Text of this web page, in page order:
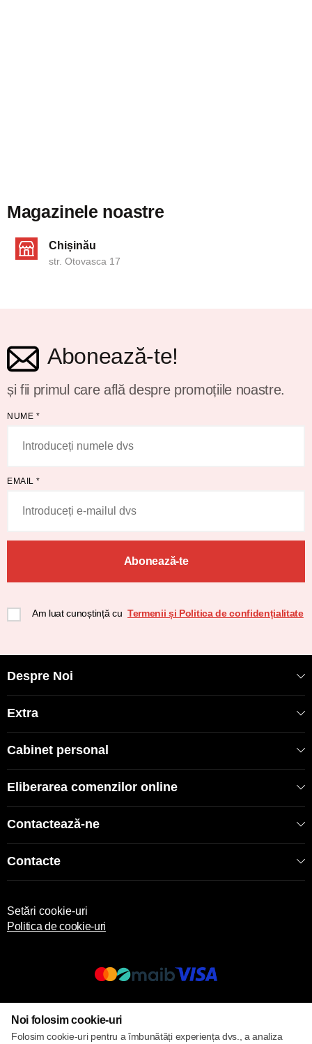
Magazinele noastre
Chișinău
str. Otovasca 17
Abonează-te!
și fii primul care află despre promoțiile noastre.
NUME *
EMAIL *
Abonează-te
Am luat cunoștință cu Termenii și Politica de confidențialitate
Despre Noi
Extra
Cabinet personal
Eliberarea comenzilor online
Contactează-ne
Contacte
Setări cookie-uri
Politica de cookie-uri
Noi folosim cookie-uri
Folosim cookie-uri pentru a îmbunătăți experiența dvs., a analiza